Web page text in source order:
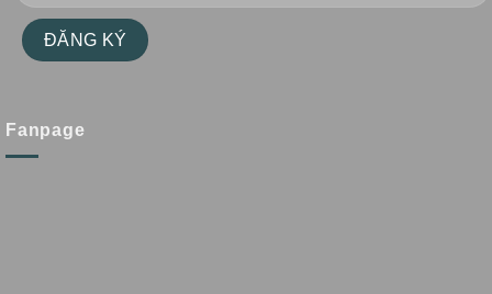
Fanpage